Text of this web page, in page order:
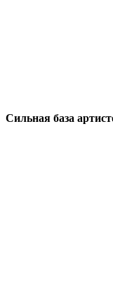
Сильная база